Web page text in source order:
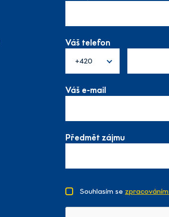
Váš telefon
+420
Váš e-mail
Předmět zájmu
Souhlasím se